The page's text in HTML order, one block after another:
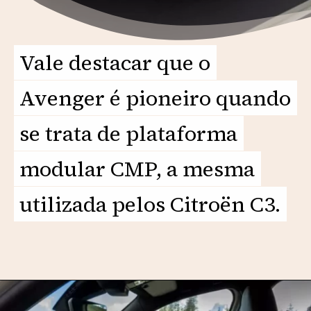
Vale destacar que o
Avenger é pioneiro quando
se trata de plataforma
modular CMP, a mesma
utilizada pelos Citroën C3.
Vale destacar que o
Avenger é pioneiro quando
se trata de plataforma
modular CMP, a mesma
utilizada pelos Citroën C3.
Opening